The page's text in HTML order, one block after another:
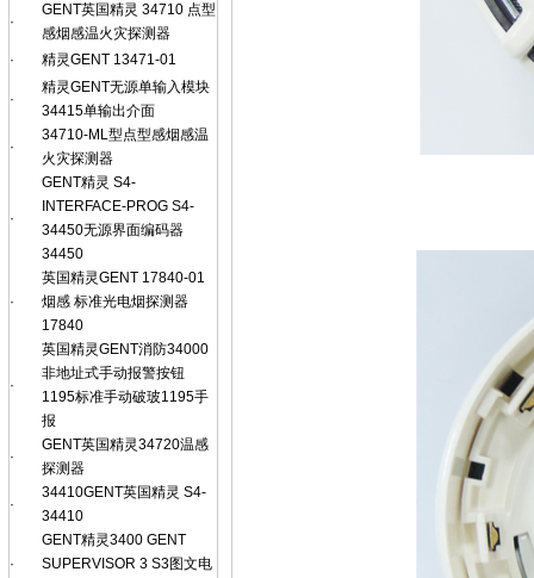
·
GENT英国精灵 34710 点型
感烟感温火灾探测器
·
精灵GENT 13471-01
·
精灵GENT无源单输入模块
34415单输出介面
·
34710-ML型点型感烟感温
火灾探测器
·
GENT精灵 S4-
INTERFACE-PROG S4-
34450无源界面编码器
34450
·
英国精灵GENT 17840-01
烟感 标准光电烟探测器
17840
·
英国精灵GENT消防34000
非地址式手动报警按钮
1195标准手动破玻1195手
报
·
GENT英国精灵34720温感
探测器
·
34410GENT英国精灵 S4-
34410
·
GENT精灵3400 GENT
SUPERVISOR 3 S3图文电